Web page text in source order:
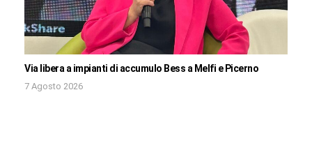
Via libera a impianti di accumulo Bess a Melfi e Picerno
7 Agosto 2026